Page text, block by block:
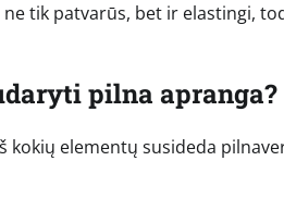
tik patvarūs, bet ir elastingi,
pilna apranga?
elementų susideda